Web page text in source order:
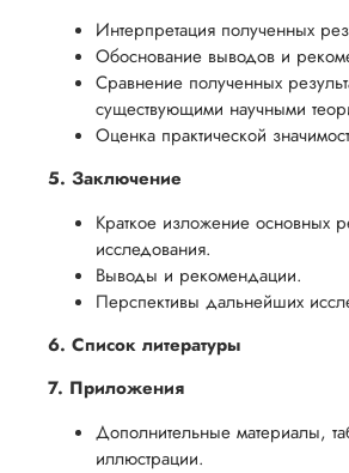
Интерпретация полученных
Обоснование выводов и
Сравнение полученных
существующими научными
Оценка практической
5. Заключение
Краткое изложение основных
исследования.
Выводы и рекомендации.
Перспективы дальнейших
6. Список литературы
7. Приложения
Дополнительные материалы,
иллюстрации.